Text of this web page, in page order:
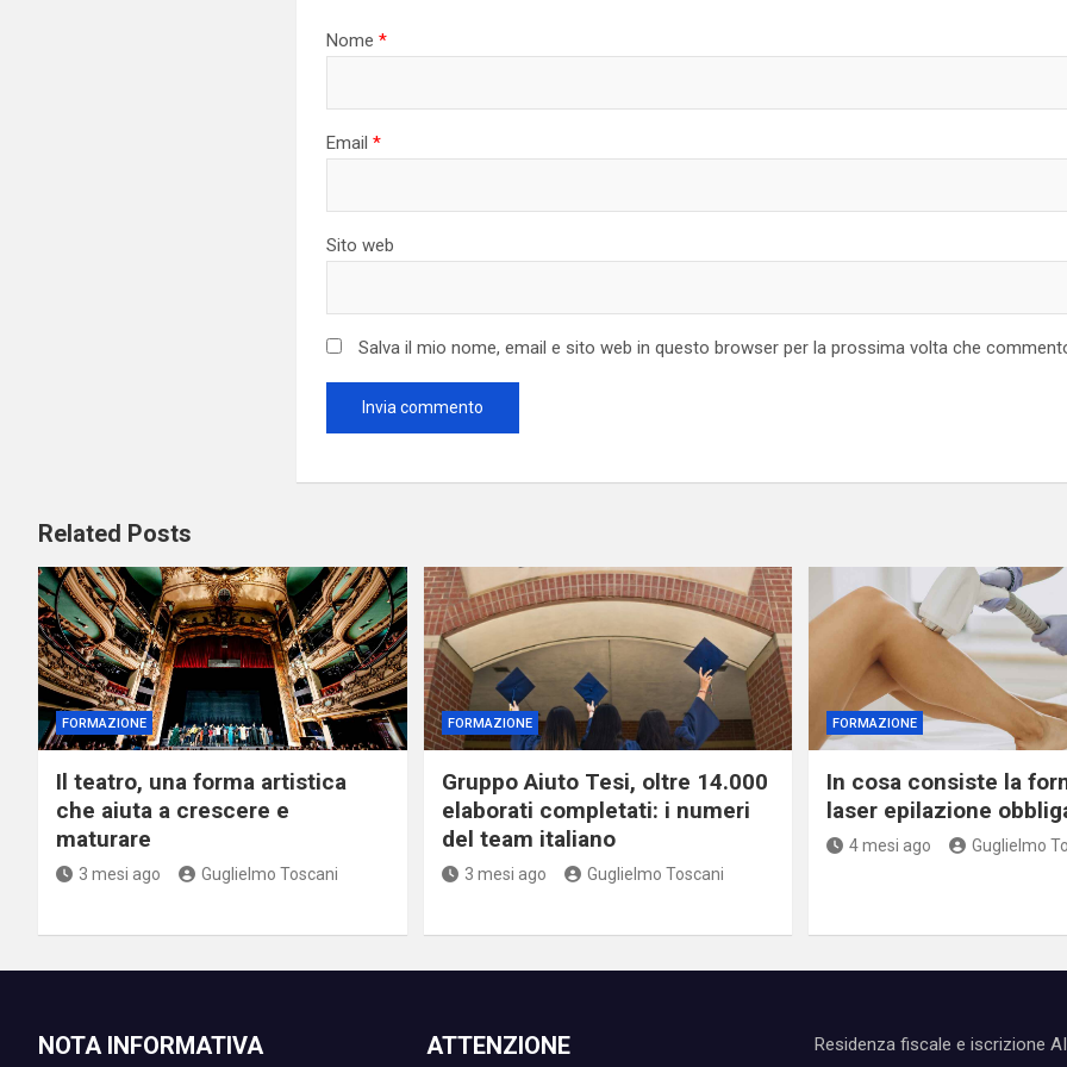
Nome*
Email*
Sito web
Salva il mio nome, email e sito web in questo browser per la prossima volta che
Related Posts
FORMAZIONE
Il teatro, una forma artistica
che aiuta a crescere e
maturare
3 mesi ago Guglielmo Toscani
FORMAZIONE
Gruppo Aiuto Tesi, oltre 14.000
elaborati completati: i numeri
del team italiano
3 mesi ago Guglielmo Toscani
FORMAZIONE
In cosa consiste la
laser epilazione
4 mesi ago Guglielmo
NOTA INFORMATIVA ATTENZIONE
Residenza fiscale e iscrizione